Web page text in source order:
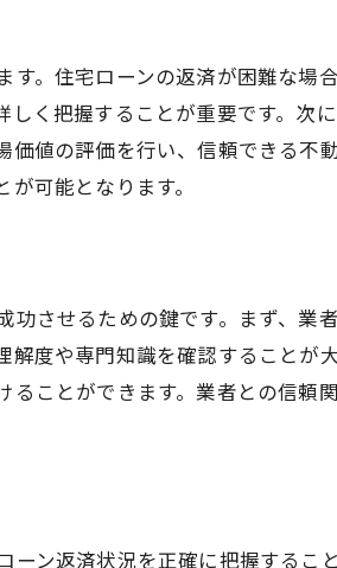
売主の希望を考慮した売却の実
競売との違いを理解する
売却に伴う債務整理の方法
任意売却の成功事例を学ぶ
任意売却での交渉力を高める
売却プロセスの柔軟性を活用
売却後の生活再建を考慮する
売却タイミングを見極める
。住宅ローンの返済が困難な場
く把握することが重要です。
価値の評価を行い、信頼できる
可能となります。
させるための鍵です。まず、業
度や専門知識を確認すること
ことができます。業者との信
ン返済状況を正確に把握する